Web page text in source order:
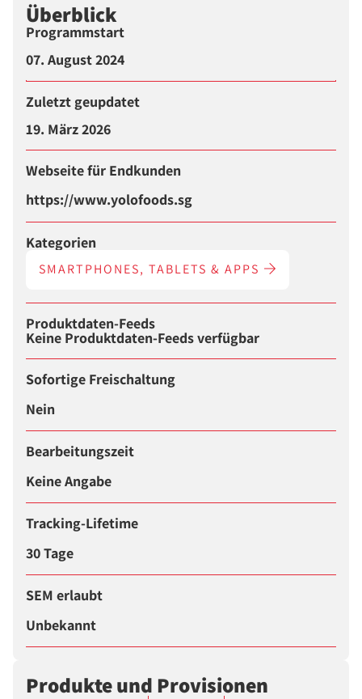
Überblick
Programmstart
07. August 2024
Zuletzt geupdatet
19. März 2026
Webseite für Endkunden
https://www.yolofoods.sg
Kategorien
SMARTPHONES, TABLETS & APPS
Produktdaten-Feeds
Keine Produktdaten-Feeds verfügbar
Sofortige Freischaltung
Nein
Bearbeitungszeit
Keine Angabe
Tracking-Lifetime
30 Tage
SEM erlaubt
Unbekannt
Produkte und Provisionen